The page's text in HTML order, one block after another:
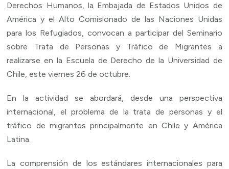
Derechos Humanos, la Embajada de Estados Unidos de
América y el Alto Comisionado de las Naciones Unidas
para los Refugiados, convocan a participar del Seminario
sobre Trata de Personas y Tráfico de Migrantes a
realizarse en la Escuela de Derecho de la Universidad de
Chile, este viernes 26 de octubre.
En la actividad se abordará, desde una perspectiva
internacional, el problema de la trata de personas y el
tráfico de migrantes principalmente en Chile y América
Latina.
La comprensión de los estándares internacionales para